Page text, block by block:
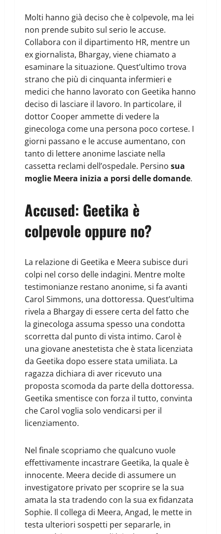
Molti hanno già deciso che è colpevole, ma lei
non prende subito sul serio le accuse.
Collabora con il dipartimento HR, mentre un
ex giornalista, Bhargay, viene chiamato a
esaminare la situazione. Quest’ultimo trova
strano che più di cinquanta infermieri e
medici che hanno lavorato con Geetika hanno
deciso di lasciare il lavoro. In particolare, il
dottor Cooper ammette di vedere la
ginecologa come una persona poco cortese. I
giorni passano e le accuse aumentano, con
tanto di lettere anonime lasciate nella
cassetta reclami dell’ospedale. Persino sua
moglie Meera inizia a porsi delle domande.
Accused: Geetika è
colpevole oppure no?
La relazione di Geetika e Meera subisce duri
colpi nel corso delle indagini. Mentre molte
testimonianze restano anonime, si fa avanti
Carol Simmons, una dottoressa. Quest’ultima
rivela a Bhargay di essere certa del fatto che
la ginecologa assuma spesso una condotta
scorretta dal punto di vista intimo. Carol è
una giovane anestetista che è stata licenziata
da Geetika dopo essere stata umiliata. La
ragazza dichiara di aver ricevuto una
proposta scomoda da parte della dottoressa.
Geetika smentisce con forza il tutto, convinta
che Carol voglia solo vendicarsi per il
licenziamento.
Nel finale scopriamo che qualcuno vuole
effettivamente incastrare Geetika, la quale è
innocente. Meera decide di assumere un
investigatore privato per scoprire se la sua
amata la sta tradendo con la sua ex fidanzata
Sophie. Il collega di Meera, Angad, le mette in
testa ulteriori sospetti per separarle, in